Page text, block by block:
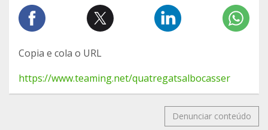
Copia e cola o URL
https://www.teaming.net/quatregatsalbocasser
Denunciar conteúdo